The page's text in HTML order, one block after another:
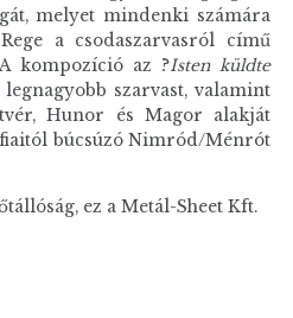
melyet mindenki számára
a csodaszarvasról című
kompozíció az ?Isten küldte
legnagyobb szarvast, valamint
Hunor és Magor alakját
búcsúzó Nimród/Ménrót
ez a Metál-Sheet Kft.